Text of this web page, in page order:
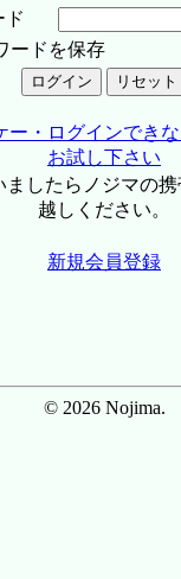
ド
ードを保存
ー・ログインでき
お試し下さい
したらノジマの
越しください。
新規会員登録
© 2026 Nojima.